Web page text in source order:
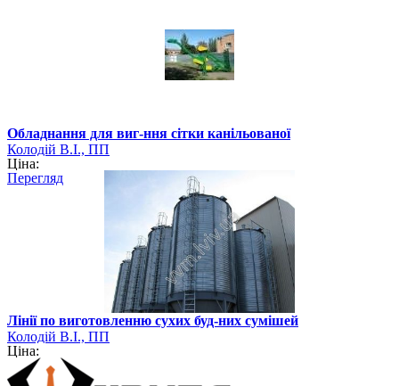
Обладнання для виг-ння сітки канільованої
Колодій В.І., ПП
Ціна:
Перегляд
Лінії по виготовленню сухих буд-них сумішей
Колодій В.І., ПП
Ціна: